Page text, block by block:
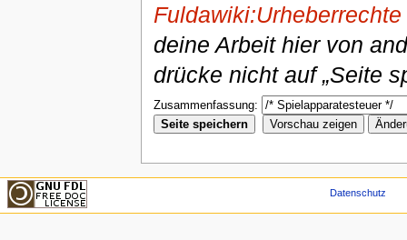
Fuldawiki:Urheberrechte
deine Arbeit hier von
drücke nicht auf „Seite
Zusammenfassung:
Datenschutz